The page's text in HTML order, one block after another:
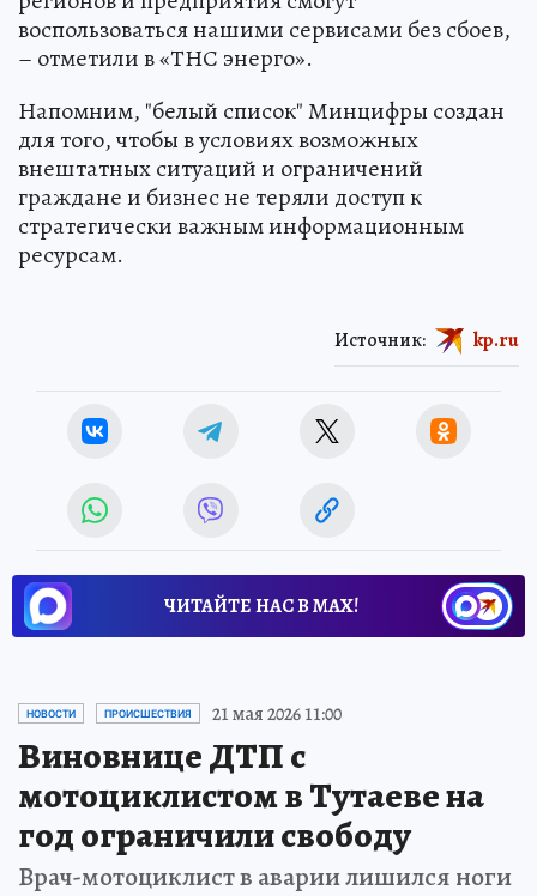
воспользоваться нашими сервисами без сбоев,
– отметили в «ТНС энерго».
Напомним, "белый список" Минцифры создан
для того, чтобы в условиях возможных
внештатных ситуаций и ограничений
граждане и бизнес не теряли доступ к
стратегически важным информационным
ресурсам.
Источник: kp.ru
ЧИТАЙТЕ НАС В МАХ!
НОВОСТИ ПРОИСШЕСТВИЯ 21 мая 2026 11:00
Виновнице ДТП с
мотоциклистом в Тутаеве на
год ограничили свободу
Врач-мотоциклист в аварии лишился ноги